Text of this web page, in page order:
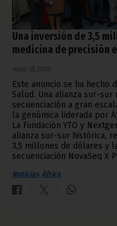
Una inversión de 3,5
medicina de precisión
mayo 18, 2026
Este anuncio se ha hecho
Salud. Una alianza sur-
secuenciación a gran
la genómica liderada por
La Fundación YTO y
alianza sur-sur histórica,
3,5 millones de dólares y
secuenciación NovaSeq X
Noticias África